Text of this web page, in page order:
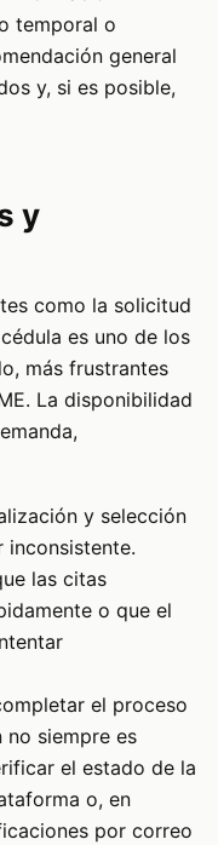
temporal o
general
y, si es posible,
y
como la solicitud
es uno de los
más frustrantes
La disponibilidad
y selección
inconsistente.
las citas
o que el
el proceso
siempre es
el estado de la
o, en
por correo